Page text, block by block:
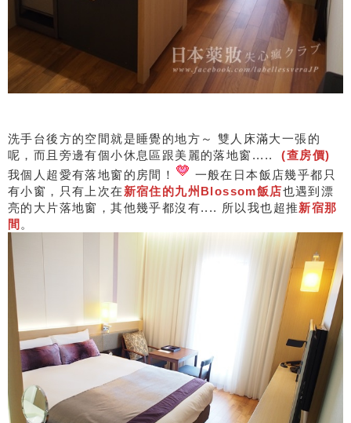
洗手台後方的空間就是睡覺的地方～ 雙人床滿大一張的
呢，而且旁邊有個小休息區跟美麗的落地窗.....(查房價)
我個人超愛有落地窗的房間！
一般在日本飯店幾乎都只
有小窗，只有上次在 新宿住的九州Blossom飯店也遇到漂
亮的大片落地窗，其他幾乎都沒有.... 所以我也超推新宿那
間 。